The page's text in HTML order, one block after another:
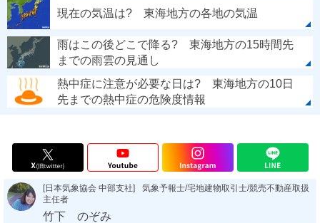
現在の気温は? 東海地方の各地の気温
雨はこの後どこで降る? 東海地方の15時間先
までの雨雲の見通し
熱中症に注意が必要な日は? 東海地方の10日
先までの熱中症の危険度情報
[日本気象協会 中部支社]
気象予報士/宅地建物取引士/競売不動産取扱
主任者
竹下 のぞみ